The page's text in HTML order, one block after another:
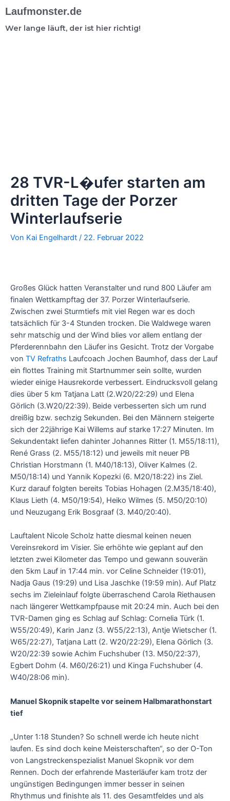
Laufmonster.de
Wer lange läuft, der ist hier richtig!
28 TVR-L�ufer starten am
dritten Tage der Porzer
Winterlaufserie
Von Kai Engelhardt / 22. Februar 2022
Großes Glück hatten Veranstalter und rund 800 Läufer am
finalen Wettkampftag der 37. Porzer Winterlaufserie.
Zwischen zwei Sturmtiefs mit viel Regen war es doch
tatsächlich für 3-4 Stunden trocken. Die Waldwege waren
sehr matschig und der Wind blies vor allem entlang der
Pferderennbahn den Läufer ins Gesicht. Trotz der Vorgabe
von TV Refraths Laufcoach Jochen Baumhof, dass der Lauf
ein flottes Training mit Startnummer sein sollte, wurden
wieder einige Hausrekorde verbessert. Eindrucksvoll gelang
dies über 5 km Tatjana Latt (2.W20/22:29) und Elena
Görlich (3.W20/22:39). Beide verbesserten sich um rund
dreißig bzw. sechzig Sekunden. Bei den Männern steigerte
sich der 22jährige Kai Willems auf starke 17:27 Minuten. Im
Sekundentakt liefen dahinter Johannes Ritter (1. M55/18:11),
René Grass (2. M55/18:12) und jeweils mit neuer PB
Christian Horstmann (1. M40/18:13), Oliver Kalmes (2.
M50/18:14) und Yannik Kopezki (6. M20/18:22) ins Ziel.
Kurz darauf folgten bereits Tobias Hohagen (2.M35/18:40),
Klaus Lieth (4. M50/19:54), Heiko Wilmes (5. M50/20:10)
und Neuzugang Erik Bosgraaf (3. M40/20:40).
Lauftalent Nicole Scholz hatte diesmal keinen neuen
Vereinsrekord im Visier. Sie erhöhte wie geplant auf den
letzten zwei Kilometer das Tempo und gewann souverän
den 5km Lauf in 17:44 min. vor Celine Schneider (19:01),
Nadja Gaus (19:29) und Lisa Jaschke (19:59 min). Auf Platz
sechs im Zieleinlauf folgte überraschend Carola Riethausen
nach längerer Wettkampfpause mit 20:24 min. Auch bei den
TVR-Damen ging es Schlag auf Schlag: Cornelia Türk (1.
W55/20:49), Karin Janz (3. W55/22:13), Antje Wietscher (1.
W65/22:27), Tatjana Latt (2. W20/22:29), Elena Görlich (3.
W20/22:39 sowie Achim Fuchshuber (13. M50/22:37),
Egbert Dohm (4. M60/26:21) und Kinga Fuchshuber (4.
W40/28:06 min).
Manuel Skopnik stapelte vor seinem Halbmarathonstart
tief
„Unter 1:18 Stunden? So schnell werde ich heute nicht
laufen. Es sind doch keine Meisterschaften“, so der O-Ton
von Langstreckenspezialist Manuel Skopnik vor dem
Rennen. Doch der erfahrende Masterläufer kam trotz der
ungünstigen Bedingungen immer besser in seinen
Rhythmus und finishte als 11. des Gesamtfeldes und als